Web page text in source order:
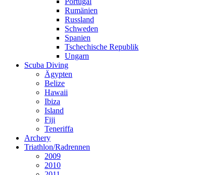
Rumänien
Russland
Schweden
Spanien
Tschechische Republik
Ungarn
Scuba Diving
Ägypten
Belize
Hawaii
Ibiza
Island
Fiji
Teneriffa
Archery
Triathlon/Radrennen
2009
2010